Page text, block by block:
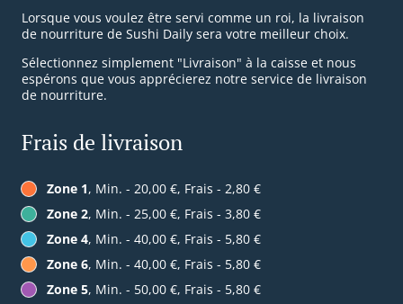
Lorsque vous voulez être servi comme un roi, la livraison
de nourriture de Sushi Daily sera votre meilleur choix.
Sélectionnez simplement "Livraison" à la caisse et nous
espérons que vous apprécierez notre service de livraison
de nourriture.
Frais de livraison
Zone 1, Min. - 20,00 €, Frais - 2,80 €
Zone 2, Min. - 25,00 €, Frais - 3,80 €
Zone 4, Min. - 40,00 €, Frais - 5,80 €
Zone 6, Min. - 40,00 €, Frais - 5,80 €
Zone 5, Min. - 50,00 €, Frais - 5,80 €